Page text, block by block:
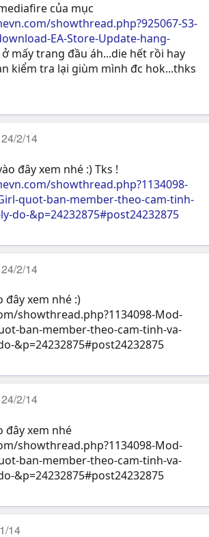
của mục
showthread.php?925067-S3-
EA-Store-Update-hang-
ở mấy trang đầu áh...die hết rồi hay
kiểm tra lại giùm mình đc hok...thks
24/2/14
đây xem nhé :) Tks !
showthread.php?1134098-
quot-ban-member-theo-cam-tinh-
do-&p=24232875#post24232875
24/2/14
đây xem nhé :)
showthread.php?1134098-Mod-
ban-member-theo-cam-tinh-va-
&p=24232875#post24232875
24/2/14
đây xem nhé
showthread.php?1134098-Mod-
ban-member-theo-cam-tinh-va-
&p=24232875#post24232875
14